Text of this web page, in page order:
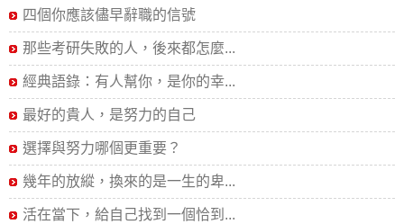
四個你應該儘早辭職的信號
那些考研失敗的人，後來都怎麼...
經典語錄：有人幫你，是你的幸...
最好的貴人，是努力的自己
選擇與努力哪個更重要？
幾年的放縱，換來的是一生的卑...
活在當下，給自己找到一個恰到...